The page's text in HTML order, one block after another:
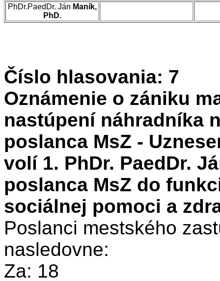
PhDr.PaedDr. Ján Maník,
PhD.
Číslo hlasovania: 7
Oznámenie o zániku
nastúpení náhradníka
poslanca MsZ -
volí 1. PhDr. PaedDr.
poslanca MsZ do
sociálnej pomoci a
Poslanci mestského
nasledovne:
Za: 18